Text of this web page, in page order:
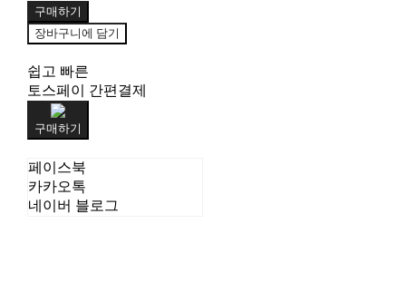
구매하기
장바구니에 담기
쉽고 빠른
토스페이 간편결제
구매하기
페이스북
카카오톡
네이버 블로그